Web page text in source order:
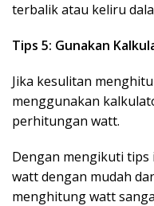
terbalik atau keliru
Tips 5: Gunakan
Jika kesulitan
menggunakan
perhitungan watt.
Dengan mengikuti
watt dengan mudah
menghitung watt